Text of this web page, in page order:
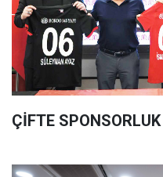
ÇİFTE SPONSORLUK